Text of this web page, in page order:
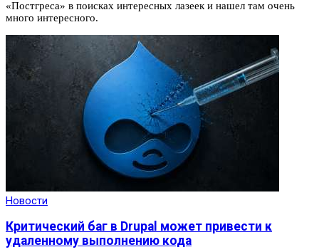
«Постгреса» в поисках интересных лазеек и нашел там очень
много интересного.
Новости
Критический баг в Drupal может привести к
удаленному выполнению кода